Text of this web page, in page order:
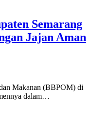
Semarang
Jajan Aman
Makanan (BBPOM) di
dalam…